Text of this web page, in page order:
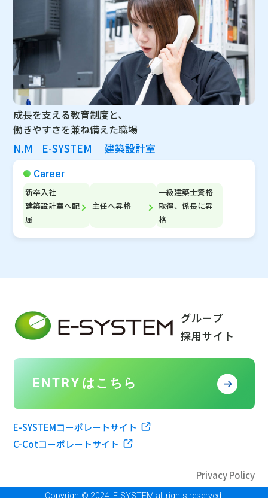
成長を支える教育制度と、
働きやすさを兼ね備えた職場
N.M E-SYSTEM 建築設計室
Career
新卒入社
建築設計室へ配
属
主任へ昇格
一級建築士資格
取得、係長に昇
格
グループ
採用サイト
ENTRY はこちら
E-SYSTEMコーポレートサイト
C-Cotコーポレートサイト
Privacy Policy
Copyright© 2024. E-SYSTEM all rights reserved.